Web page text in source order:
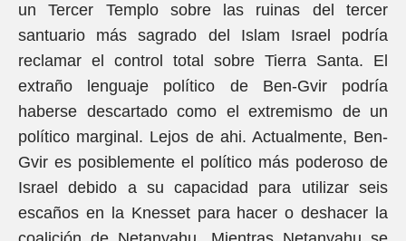
un Tercer Templo sobre las ruinas del tercer
santuario más sagrado del Islam Israel podría
reclamar el control total sobre Tierra Santa. El
extraño lenguaje político de Ben-Gvir podría
haberse descartado como el extremismo de un
político marginal. Lejos de ahi. Actualmente, Ben-
Gvir es posiblemente el político más poderoso de
Israel debido a su capacidad para utilizar seis
escaños en la Knesset para hacer o deshacer la